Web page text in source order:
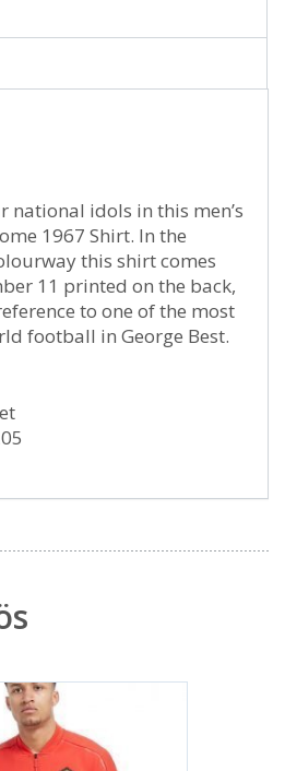
national idols in this men’s
1967 Shirt. In the
this shirt comes
11 printed on the back,
to one of the most
football in George Best.